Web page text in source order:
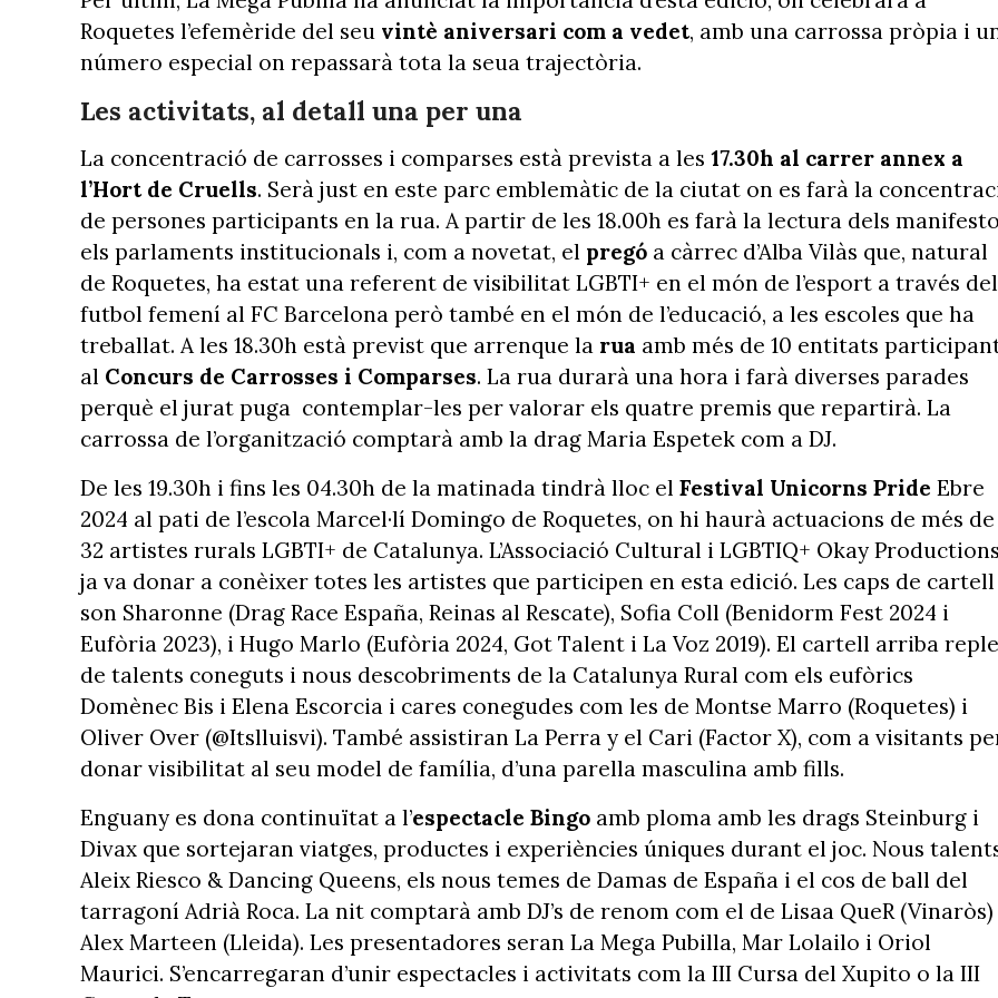
Roquetes l’efemèride del seu vintè aniversari com a vedet, amb una carrossa pròpia i
número especial on repassarà tota la seua trajectòria.
Les activitats, al detall una per una
La concentració de carrosses i comparses està prevista a les 17.30h al carrer annex a
l’Hort de Cruells. Serà just en este parc emblemàtic de la ciutat on es farà la
de persones participants en la rua. A partir de les 18.00h es farà la lectura dels
els parlaments institucionals i, com a novetat, el pregó a càrrec d’Alba Vilàs que, natural
de Roquetes, ha estat una referent de visibilitat LGBTI+ en el món de l’esport a través del
futbol femení al FC Barcelona però també en el món de l’educació, a les escoles que ha
treballat. A les 18.30h està previst que arrenque la rua amb més de 10 entitats
al Concurs de Carrosses i Comparses. La rua durarà una hora i farà diverses parades
perquè el jurat puga contemplar-les per valorar els quatre premis que repartirà. La
carrossa de l’organització comptarà amb la drag Maria Espetek com a DJ.
De les 19.30h i fins les 04.30h de la matinada tindrà lloc el Festival Unicorns Pride Ebre
2024 al pati de l’escola Marcel·lí Domingo de Roquetes, on hi haurà actuacions de més de
32 artistes rurals LGBTI+ de Catalunya. L’Associació Cultural i LGBTIQ+ Okay Productions
ja va donar a conèixer totes les artistes que participen en esta edició. Les caps de cartell
son Sharonne (Drag Race España, Reinas al Rescate), Sofia Coll (Benidorm Fest 2024 i
Eufòria 2023), i Hugo Marlo (Eufòria 2024, Got Talent i La Voz 2019). El cartell arriba
de talents coneguts i nous descobriments de la Catalunya Rural com els eufòrics
Domènec Bis i Elena Escorcia i cares conegudes com les de Montse Marro (Roquetes) i
Oliver Over (@Itslluisvi). També assistiran La Perra y el Cari (Factor X), com a visitants
donar visibilitat al seu model de família, d’una parella masculina amb fills.
Enguany es dona continuïtat a l’espectacle Bingo amb ploma amb les drags Steinburg i
Divax que sortejaran viatges, productes i experiències úniques durant el joc. Nous
Aleix Riesco & Dancing Queens, els nous temes de Damas de España i el cos de ball del
tarragoní Adrià Roca. La nit comptarà amb DJ’s de renom com el de Lisaa QueR
Alex Marteen (Lleida). Les presentadores seran La Mega Pubilla, Mar Lolailo i Oriol
Maurici. S’encarregaran d’unir espectacles i activitats com la III Cursa del Xupito o la III